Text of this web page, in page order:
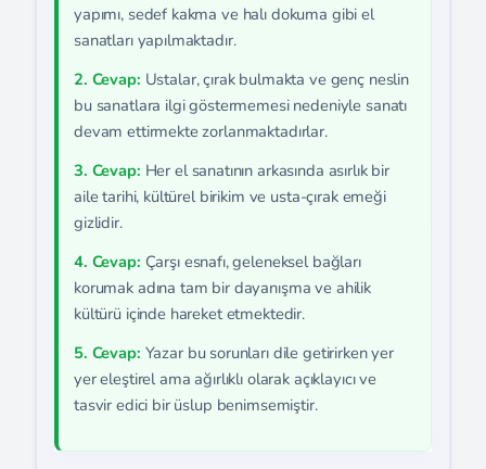
yapımı, sedef kakma ve halı dokuma gibi el
sanatları yapılmaktadır.
2. Cevap: Ustalar, çırak bulmakta ve genç neslin
bu sanatlara ilgi göstermemesi nedeniyle sanatı
devam ettirmekte zorlanmaktadırlar.
3. Cevap: Her el sanatının arkasında asırlık bir
aile tarihi, kültürel birikim ve usta-çırak emeği
gizlidir.
4. Cevap: Çarşı esnafı, geleneksel bağları
korumak adına tam bir dayanışma ve ahilik
kültürü içinde hareket etmektedir.
5. Cevap: Yazar bu sorunları dile getirirken yer
yer eleştirel ama ağırlıklı olarak açıklayıcı ve
tasvir edici bir üslup benimsemiştir.